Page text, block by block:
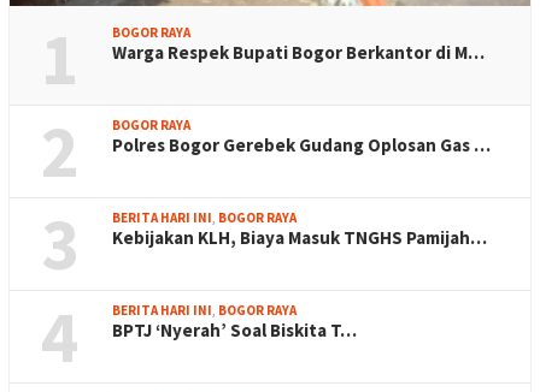
1 BOGOR RAYA
Warga Respek Bupati Bogor Berkantor di M…
2 BOGOR RAYA
Polres Bogor Gerebek Gudang Oplosan Gas …
3 BERITA HARI INI, BOGOR RAYA
Kebijakan KLH, Biaya Masuk TNGHS Pamijah…
4 BERITA HARI INI, BOGOR RAYA
BPTJ ‘Nyerah’ Soal Biskita T…